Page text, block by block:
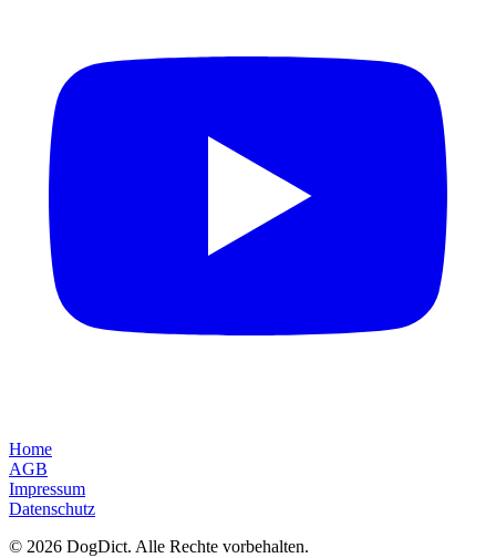
Home
AGB
Impressum
Datenschutz
© 2026 DogDict. Alle Rechte vorbehalten.